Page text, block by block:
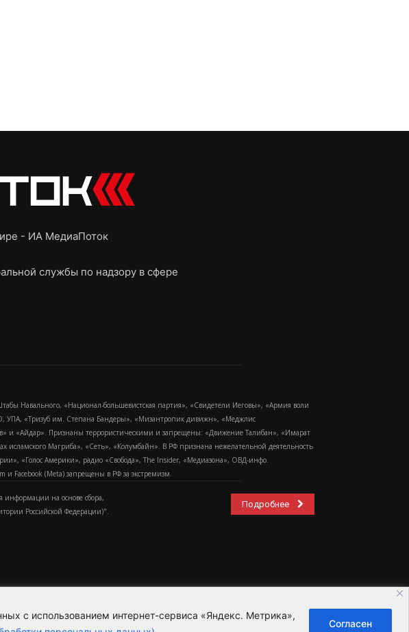
с использованием интернет-сервиса «Яндекс. Метрика»,
Согласен
- ИА МедиаПоток
службы по надзору в сфере
Навального, «Национал-большевистская партия», «Свидетели Иеговы», «Армия воли
УПА, «Тризуб им. Степана Бандеры», «Мизантропик дивижн», «Меджлис
и «Айдар». Признаны террористическими и запрещены: «Движение Талибан», «Имарат
исламского Магриба», «Сеть», «Колумбайн». В РФ признана нежелательной деятельность
«Голос Америки», радио «Свобода», The Insider, «Медиазона», ОВД-инфо.
Facebook (Metа) запрещены в РФ за экстремизм.
на основе сбора,
Российской Федерации)".
Подробнее
Пользовательское соглашение